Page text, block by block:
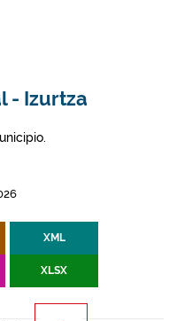
- Izurtza
XML
XLSX